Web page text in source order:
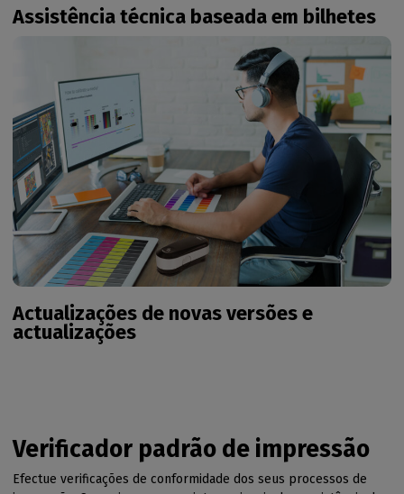
Assistência técnica baseada em bilhetes
Actualizações de novas versões e
actualizações
Verificador padrão de impressão
Efectue verificações de conformidade dos seus processos de